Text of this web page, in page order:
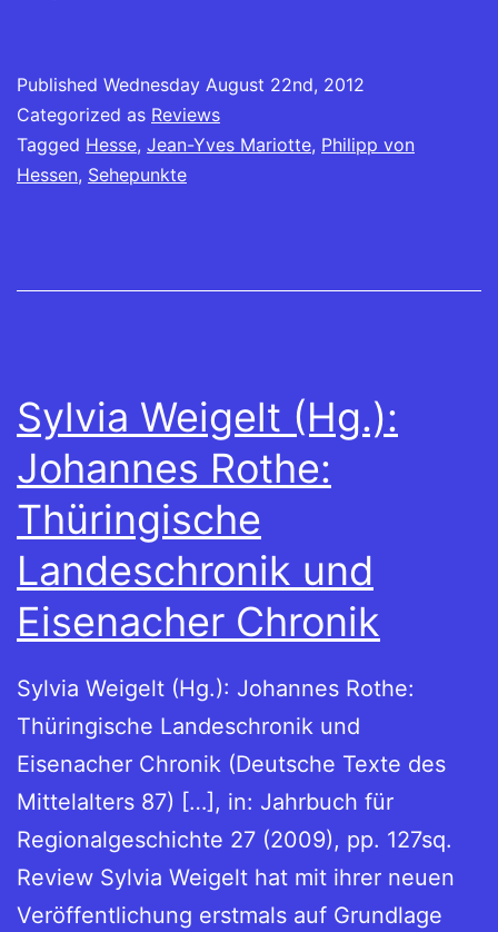
Published Wednesday August 22nd, 2012
Categorized as Reviews
Tagged Hesse, Jean-Yves Mariotte, Philipp von
Hessen, Sehepunkte
Sylvia Weigelt (Hg.):
Johannes Rothe:
Thüringische
Landeschronik und
Eisenacher Chronik
Sylvia Weigelt (Hg.): Johannes Rothe:
Thüringische Landeschronik und
Eisenacher Chronik (Deutsche Texte des
Mittelalters 87) […], in: Jahrbuch für
Regionalgeschichte 27 (2009), pp. 127sq.
Review Sylvia Weigelt hat mit ihrer neuen
Veröffentlichung erstmals auf Grundlage